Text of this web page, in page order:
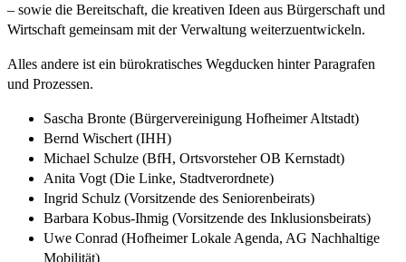
– sowie die Bereitschaft, die kreativen Ideen aus Bürgerschaft und
Wirtschaft gemeinsam mit der Verwaltung weiterzuentwickeln.
Alles andere ist ein bürokratisches Wegducken hinter Paragrafen
und Prozessen.
Sascha Bronte (Bürgervereinigung Hofheimer Altstadt)
Bernd Wischert (IHH)
Michael Schulze (BfH, Ortsvorsteher OB Kernstadt)
Anita Vogt (Die Linke, Stadtverordnete)
Ingrid Schulz (Vorsitzende des Seniorenbeirats)
Barbara Kobus-Ihmig (Vorsitzende des Inklusionsbeirats)
Uwe Conrad (Hofheimer Lokale Agenda, AG Nachhaltige
Mobilität)